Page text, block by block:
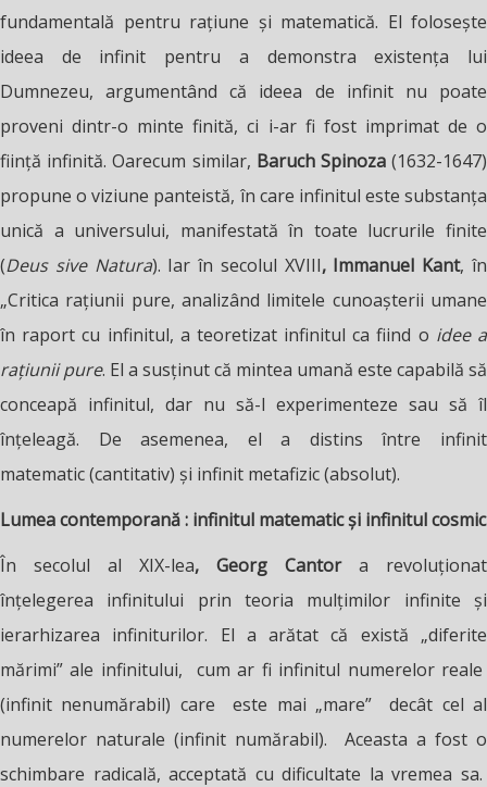
fundamentală pentru rațiune și matematică. El folosește
ideea de infinit pentru a demonstra existența lui
Dumnezeu, argumentând că ideea de infinit nu poate
proveni dintr-o minte finită, ci i-ar fi fost imprimat de o
ființă infinită. Oarecum similar, Baruch Spinoza(1632-1647)
propune o viziune panteistă, în care infinitul este substanța
unică a universului, manifestată în toate lucrurile finite
(Deus sive Natura). Iar în secolul XVIII, Immanuel Kant, în
„Critica rațiunii pure, analizând limitele cunoașterii umane
în raport cu infinitul, a teoretizat infinitul ca fiind o idee a
rațiunii pure. El a susținut că mintea umană este capabilă să
conceapă infinitul, dar nu să-l experimenteze sau să îl
înțeleagă. De asemenea, el a distins între infinit
matematic (cantitativ) și infinit metafizic (absolut).
Lumea contemporană : infinitul matematic și infinitul cosmic
În secolul al XIX-lea, Georg Cantora revoluționat
înțelegerea infinitului prin teoria mulțimilor infinite și
ierarhizarea infiniturilor. El a arătat că există „diferite
mărimi” ale infinitului, cum ar fi infinitul numerelor reale
(infinit nenumărabil) care este mai „mare” decât cel al
numerelor naturale (infinit numărabil). Aceasta a fost o
schimbare radicală, acceptată cu dificultate la vremea sa.